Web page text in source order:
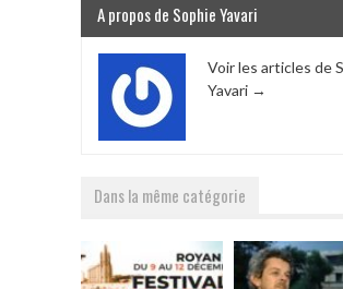
A propos de Sophie Yavari
Voir les articles de
Yavari →
Dans la même catégorie